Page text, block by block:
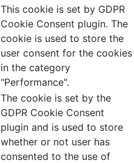
This cookie is set by GDPR
Cookie Consent plugin. The
cookie is used to store the
user consent for the cookies
in the category
"Performance".
The cookie is set by the
GDPR Cookie Consent
plugin and is used to store
whether or not user has
consented to the use of